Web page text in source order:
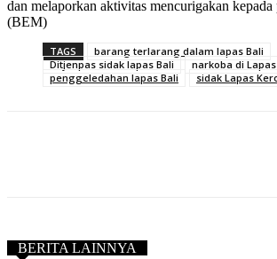
dan melaporkan aktivitas mencurigakan
(BEM)
TAGS
barang terlarang dalam lapas Bali
Ditjenpas sidak lapas Bali
narkoba di
penggeledahan lapas Bali
sidak Lapas
BERITA LAINNYA